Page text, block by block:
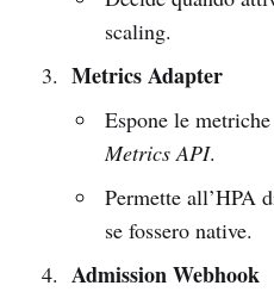
scaling.
Metrics Adapter
Espone le
Metrics API.
Permette all’HPA
se fossero native.
Admission Webhook